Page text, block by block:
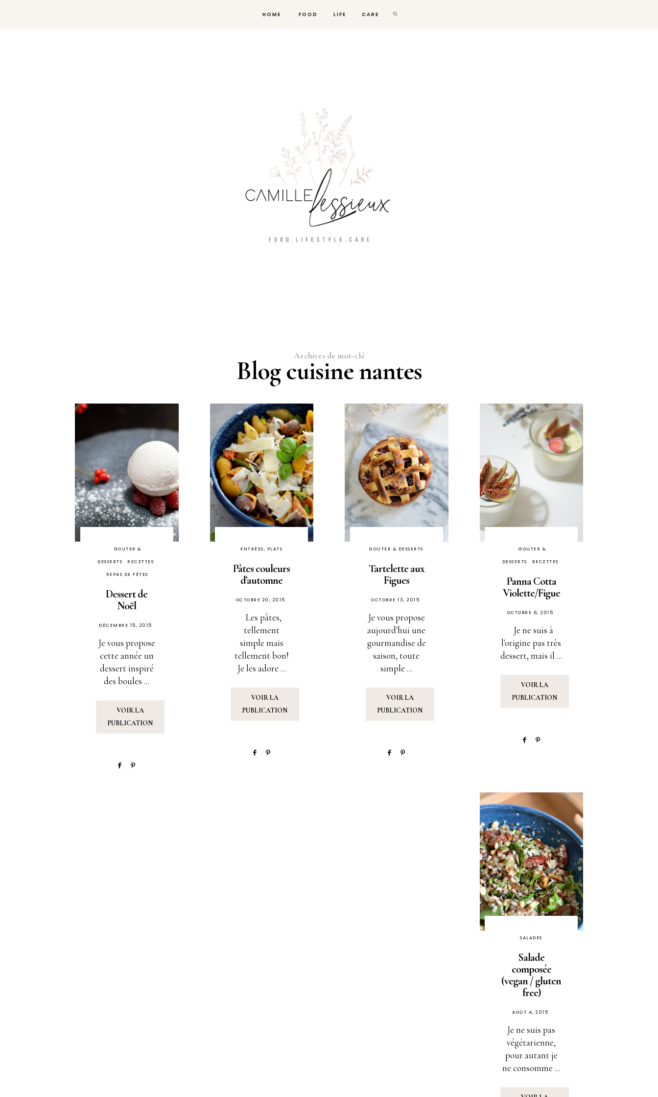
HOME FOOD LIFE CARE
Archives de mot-clé
Blog cuisine nantes
GOUTER &
DESSERTS RECETTES
REPAS DE FÊTES
Dessert de
Noël
PUBLIÉ
DÉCEMBRE 15, 2015
Je vous propose
cette année un
dessert inspiré
des boules ...
VOIR LA
PUBLICATION
ENTRÉES, PLATS
Pâtes couleurs
d’automne
PUBLIÉ
OCTOBRE 20, 2015
Les pâtes,
tellement
simple mais
tellement bon!
Je les adore ...
VOIR LA
PUBLICATION
GOUTER & DESSERTS
Tartelette aux
Figues
PUBLIÉ
OCTOBRE 13, 2015
Je vous propose
aujourd'hui une
gourmandise de
saison, toute
simple ...
VOIR LA
PUBLICATION
GOUTER &
DESSERTS RECETTES
Panna Cotta
Violette/Figue
PUBLIÉ
OCTOBRE 6, 2015
Je ne suis à
l'origine pas très
dessert, mais il ...
VOIR LA
PUBLICATION
SALADES
Salade
composée
(vegan / gluten
free)
PUBLIÉ
AOÛT 4, 2015
Je ne suis pas
végétarienne,
pour autant je
ne consomme ...